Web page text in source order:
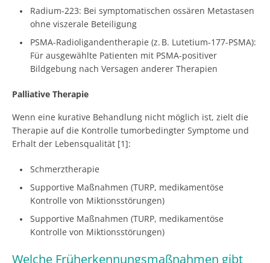
Radium-223: Bei symptomatischen ossären Metastasen
ohne viszerale Beteiligung
PSMA-Radioligandentherapie (z. B. Lutetium-177-PSMA):
Für ausgewählte Patienten mit PSMA-positiver
Bildgebung nach Versagen anderer Therapien
Palliative Therapie
Wenn eine kurative Behandlung nicht möglich ist, zielt die
Therapie auf die Kontrolle tumorbedingter Symptome und
Erhalt der Lebensqualität [1]:
Schmerztherapie
Supportive Maßnahmen (TURP, medikamentöse
Kontrolle von Miktionsstörungen)
Supportive Maßnahmen (TURP, medikamentöse
Kontrolle von Miktionsstörungen)
Welche Früherkennungsmaßnahmen gibt